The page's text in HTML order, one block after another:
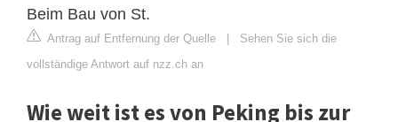
Beim Bau von St.
Antrag auf Entfernung der Quelle | Sehen Sie sich die
vollständige Antwort auf nzz.ch an
Wie weit ist es von Peking bis zur